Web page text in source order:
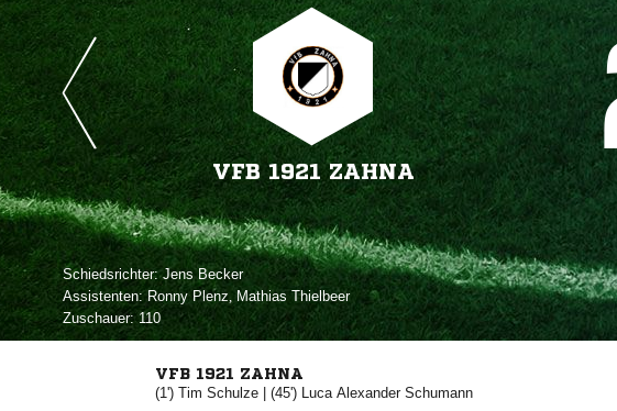
VFB 1921 ZAHNA
Schiedsrichter: 
Assistenten: ,  
Zuschauer:110
VFB 1921 ZAHNA
(1')  | (45')  